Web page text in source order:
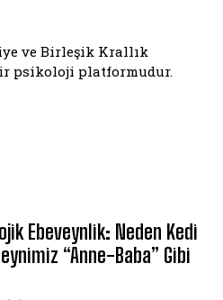
ve Birleşik Krallık
psikoloji platformudur.
Ebeveynlik: Neden Kedi
“Anne-Baba” Gibi